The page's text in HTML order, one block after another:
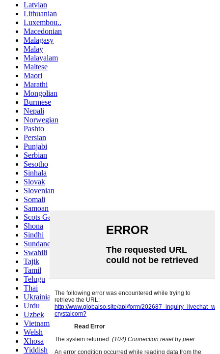
Latvian
Lithuanian
Luxembou..
Macedonian
Malagasy
Malay
Malayalam
Maltese
Maori
Marathi
Mongolian
Burmese
Nepali
Norwegian
Pashto
Persian
Punjabi
Serbian
Sesotho
Sinhala
Slovak
Slovenian
Somali
Samoan
Scots Gaelic
Shona
Sindhi
Sundanese
Swahili
Tajik
Tamil
Telugu
Thai
Ukrainian
Urdu
Uzbek
Vietnamese
Welsh
Xhosa
Yiddish